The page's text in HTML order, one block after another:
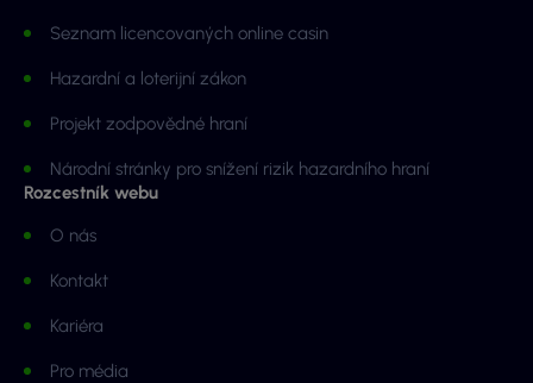
Seznam licencovaných online casin
Hazardní a loterijní zákon
Projekt zodpovědné hraní
Národní stránky pro snížení rizik hazardního hraní
Rozcestník webu
O nás
Kontakt
Kariéra
Pro média